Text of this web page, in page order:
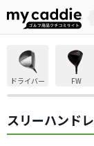
ドライバー FW
スリーハンド